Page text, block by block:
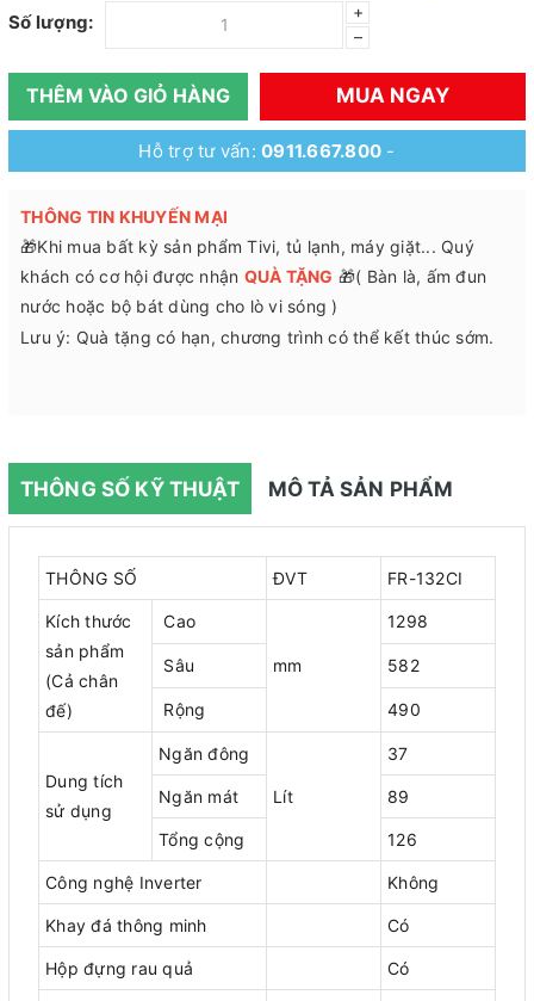
Số lượng:
+
–
THÊM VÀO GIỎ HÀNG MUA NGAY
Hỗ trợ tư vấn:0911.667.800 -
THÔNG TIN KHUYẾN MẠI
🎁Khi mua bất kỳ sản phẩm Tivi, tủ lạnh, máy giặt... Quý
khách có cơ hội được nhận QUÀ TẶNG 🎁( Bàn là, ấm đun
nước hoặc bộ bát dùng cho lò vi sóng )
Lưu ý: Quà tặng có hạn, chương trình có thể kết thúc sớm.
THÔNG SỐ KỸ THUẬT MÔ TẢ SẢN PHẨM
THÔNG SỐ ĐVT FR-132CI
Kích thước
sản phẩm
(Cả chân
đế)
Cao
mm
1298
Sâu 582
Rộng 490
Dung tích
sử dụng
Ngăn đông
Lít
37
Ngăn mát 89
Tổng cộng 126
Công nghệ Inverter Không
Khay đá thông minh Có
Hộp đựng rau quả Có